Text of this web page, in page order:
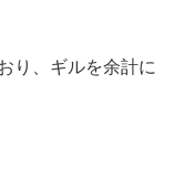
り、ギルを余計に